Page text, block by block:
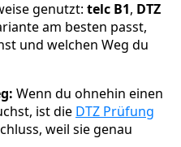
genutzt: telc B1, DTZ
am besten passt,
und welchen Weg du
Wenn du ohnehin einen
ist die DTZ Prüfung
weil sie genau